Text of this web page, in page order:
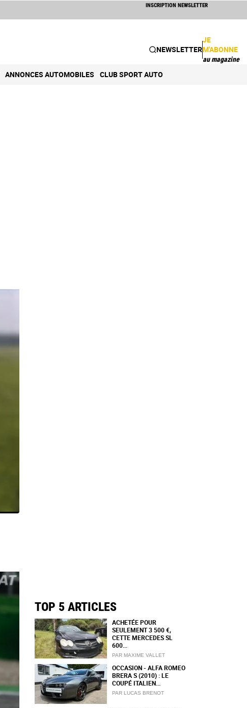
INSCRIPTION NEWSLETTER
NEWSLETTER
JE
M'ABONNE
au magazine
ANNONCES AUTOMOBILES CLUB SPORT AUTO
TOP 5 ARTICLES
ACHETÉE POUR
SEULEMENT 3 500 €,
CETTE MERCEDES SL
600...
PAR MAXIME VALLET
OCCASION - ALFA ROMEO
BRERA S (2010) : LE
COUPÉ ITALIEN...
PAR LUCAS BRENOT